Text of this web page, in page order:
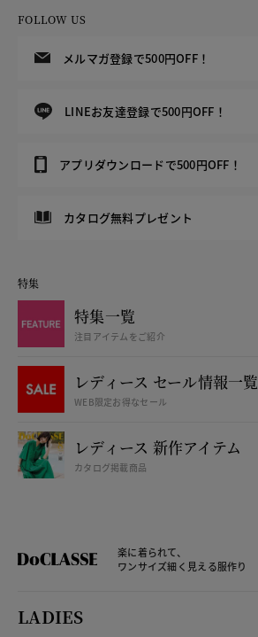
FOLLOW US
メルマガ登録で500円OFF！
LINEお友達登録で500円OFF！
アプリダウンロードで500円OFF！
カタログ無料プレゼント
特集
特集一覧
注目アイテムをご紹介
レディース セール情報一覧
WEB限定お得なセール
レディース 新作アイテム
カタログ掲載商品
楽に着られて、
ワンサイズ細く見える服作り
LADIES